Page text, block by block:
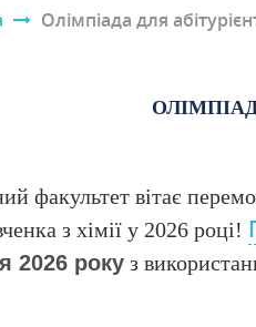
Олімпіада для
факультет вітає
з хімії у 2026 році!
2026 року з